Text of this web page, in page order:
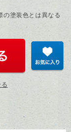
の塗装色とは異なる